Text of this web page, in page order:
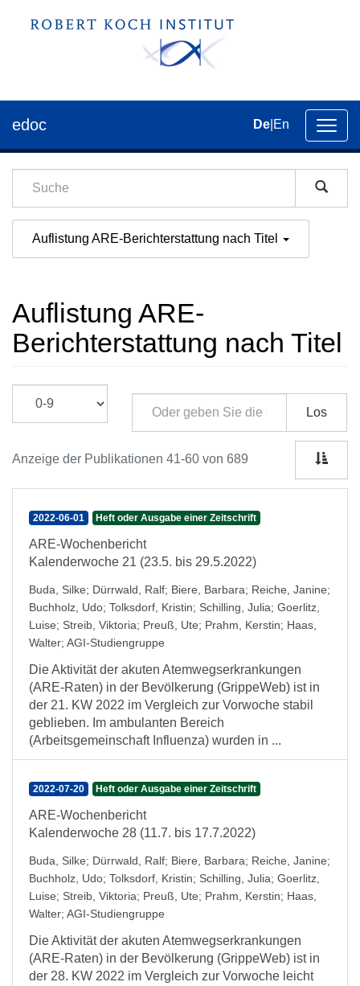
der
edoc De En
Auflistung ARE-Berichterstattung nach Titel
Auflistung ARE-
Berichterstattung nach Titel
Los
Anzeige der Publikationen 41-60 von 689
2022-06-01 Heft oder Ausgabe einer Zeitschrift
ARE-Wochenbericht
Kalenderwoche 21 (23.5. bis 29.5.2022)
Buda, Silke; Dürrwald, Ralf; Biere, Barbara; Reiche, Janine;
Buchholz, Udo; Tolksdorf, Kristin; Schilling, Julia; Goerlitz,
Luise; Streib, Viktoria; Preuß, Ute; Prahm, Kerstin; Haas,
Walter; AGI-Studiengruppe
Die Aktivität der akuten Atemwegserkrankungen
(ARE-Raten) in der Bevölkerung (GrippeWeb) ist in
der 21. KW 2022 im Vergleich zur Vorwoche stabil
geblieben. Im ambulanten Bereich
(Arbeitsgemeinschaft Influenza) wurden in ...
2022-07-20 Heft oder Ausgabe einer Zeitschrift
ARE-Wochenbericht
Kalenderwoche 28 (11.7. bis 17.7.2022)
Buda, Silke; Dürrwald, Ralf; Biere, Barbara; Reiche, Janine;
Buchholz, Udo; Tolksdorf, Kristin; Schilling, Julia; Goerlitz,
Luise; Streib, Viktoria; Preuß, Ute; Prahm, Kerstin; Haas,
Walter; AGI-Studiengruppe
Die Aktivität der akuten Atemwegserkrankungen
(ARE-Raten) in der Bevölkerung (GrippeWeb) ist in
der 28. KW 2022 im Vergleich zur Vorwoche leicht